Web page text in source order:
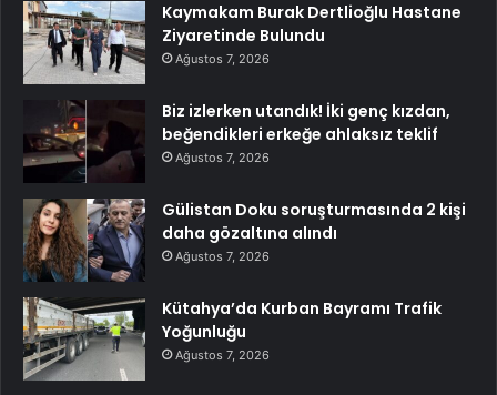
Kaymakam Burak Dertlioğlu Hastane
Ziyaretinde Bulundu
Ağustos 7, 2026
Biz izlerken utandık! İki genç kızdan,
beğendikleri erkeğe ahlaksız teklif
Ağustos 7, 2026
Gülistan Doku soruşturmasında 2 kişi
daha gözaltına alındı
Ağustos 7, 2026
Kütahya’da Kurban Bayramı Trafik
Yoğunluğu
Ağustos 7, 2026